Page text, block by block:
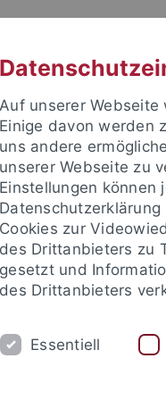
Auf unserer Webseite
Einige davon werden
uns andere
unserer Webseite zu
Einstellungen können
Cookies zur
des Drittanbieters zu
gesetzt und
des Drittanbieters
Essentiell